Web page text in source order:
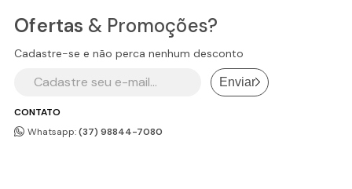
CONTATO
Whatsapp:(37) 98844-7080
Ofertas & Promoções?
Cadastre-se e não perca nenhum desconto
Enviar